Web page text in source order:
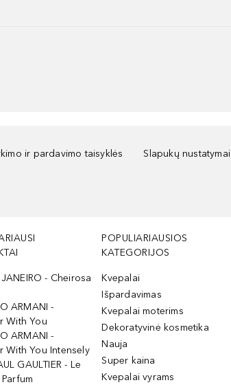
ir pardavimo taisyklės Slapukų nustatymai
- Cheirosa
ARMANI -
With You
ARMANI -
With You Intensely
GAULTIER - Le
POPULIARIAUSIOS
KATEGORIJOS
Kvepalai
Išpardavimas
Kvepalai moterims
Dekoratyvinė kosmetika
Nauja
Super kaina
Kvepalai vyrams